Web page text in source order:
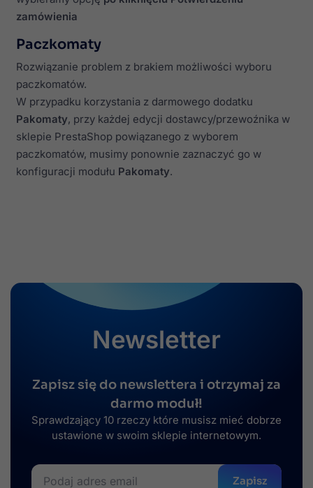
zamówienia
Paczkomaty
Rozwiązanie problem z brakiem możliwości wyboru
paczkomatów.
W przypadku korzystania z darmowego dodatku
Pakomaty, przy każdej edycji dostawcy/przewoźnika w
sklepie PrestaShop powiązanego z wyborem
paczkomatów, musimy ponownie zaznaczyć go w
konfiguracji modułu Pakomaty.
Newsletter
Zapisz się do newslettera i otrzymaj za
darmo moduł!
Sprawdzający 10 rzeczy które musisz mieć dobrze
ustawione w swoim sklepie internetowym.
Zapisz